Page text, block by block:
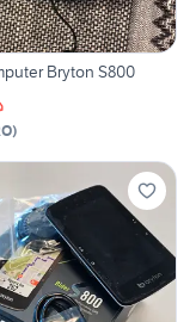
Bryton S800
)